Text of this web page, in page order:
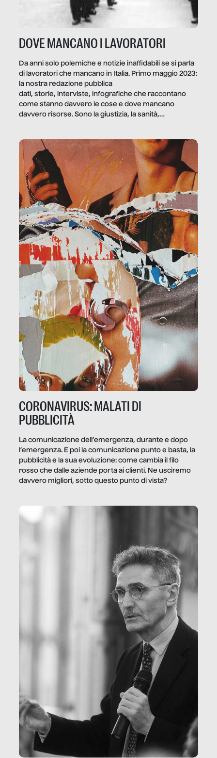
DOVE MANCANO I LAVORATORI
Da anni solo polemiche e notizie inaffidabili se si parla
di lavoratori che mancano in Italia. Primo maggio 2023:
la nostra redazione pubblica
dati, storie, interviste, infografiche che raccontano
come stanno davvero le cose e dove mancano
davvero risorse. Sono la giustizia, la sanità,
CORONAVIRUS: MALATI DI
PUBBLICITÀ
La comunicazione dell’emergenza, durante e dopo
l’emergenza. E poi la comunicazione punto e basta, la
pubblicità e la sua evoluzione: come cambia il filo
rosso che dalle aziende porta ai clienti. Ne usciremo
davvero migliori, sotto questo punto di vista?